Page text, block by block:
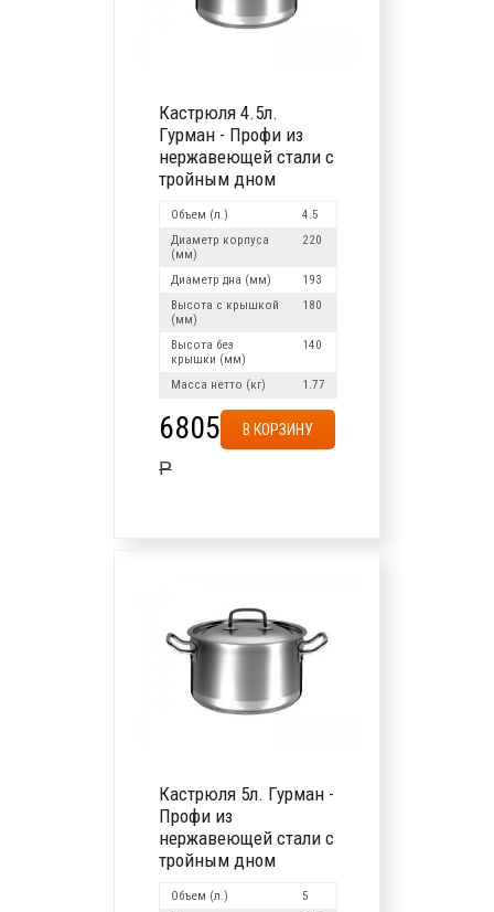
Кастрюля 4.5л.
Гурман - Профи из
нержавеющей стали с
тройным дном
Объем (л.)
4.5
Диаметр корпуса
(мм)
220
Диаметр дна (мм)
193
Высота с крышкой
(мм)
180
Высота без
крышки (мм)
140
Масса нетто (кг) 1.77
В КОРЗИНУ
6805
Р
Кастрюля 5л. Гурман -
Профи из
нержавеющей стали с
тройным дном
Объем (л.)
5